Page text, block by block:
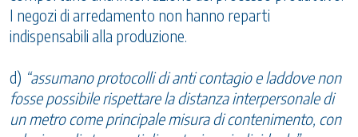
I negozi di arredamento non hanno reparti
indispensabili alla produzione.
d) “assumano protocolli di anti contagio e laddove non
fosse possibile rispettare la distanza interpersonale di
un metro come principale misura di contenimento, con